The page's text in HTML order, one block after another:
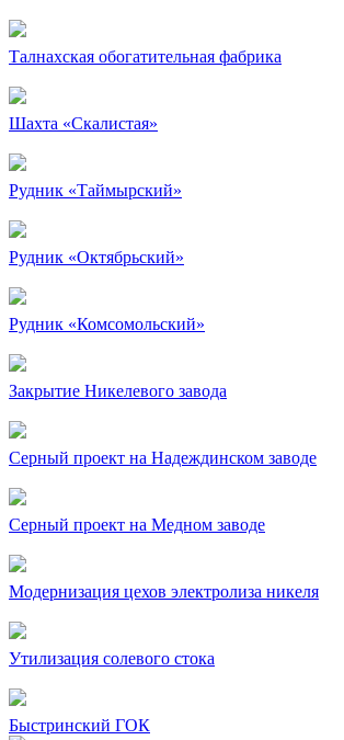
Талнахская обогатительная фабрика
Шахта «Скалистая»
Рудник «Таймырский»
Рудник «Октябрьский»
Рудник «Комсомольский»
Закрытие Никелевого завода
Серный проект на Надеждинском заводе
Серный проект на Медном заводе
Модернизация цехов электролиза никеля
Утилизация солевого стока
Быстринский ГОК